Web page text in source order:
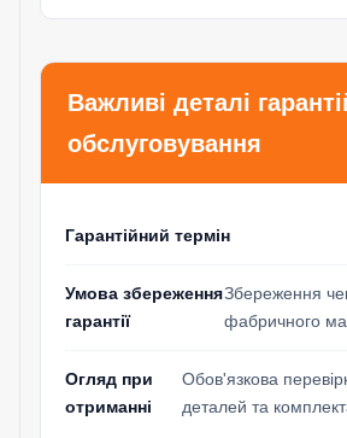
Важливі деталі
обслуговування
Гарантійний термін
Умова збереження
гарантії
Збереження
фабричного
Огляд при
отриманні
Обов'язкова
деталей та